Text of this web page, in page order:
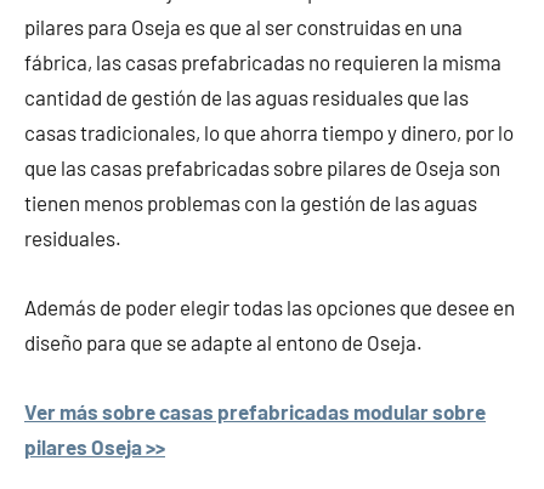
pilares para Oseja es que al ser construidas en una
fábrica, las casas prefabricadas no requieren la misma
cantidad de gestión de las aguas residuales que las
casas tradicionales, lo que ahorra tiempo y dinero, por lo
que las casas prefabricadas sobre pilares de Oseja son
tienen menos problemas con la gestión de las aguas
residuales.
Además de poder elegir todas las opciones que desee en
diseño para que se adapte al entono de Oseja.
Ver más sobre casas prefabricadas modular sobre
pilares Oseja >>